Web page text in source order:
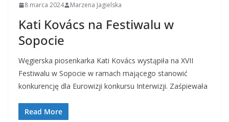
8 marca 2024 Marzena Jagielska
Kati Kovács na Festiwalu w
Sopocie
Węgierska piosenkarka Kati Kovács wystąpiła na XVII
Festiwalu w Sopocie w ramach mającego stanowić
konkurencję dla Eurowizji konkursu Interwizji. Zaśpiewała
Read More